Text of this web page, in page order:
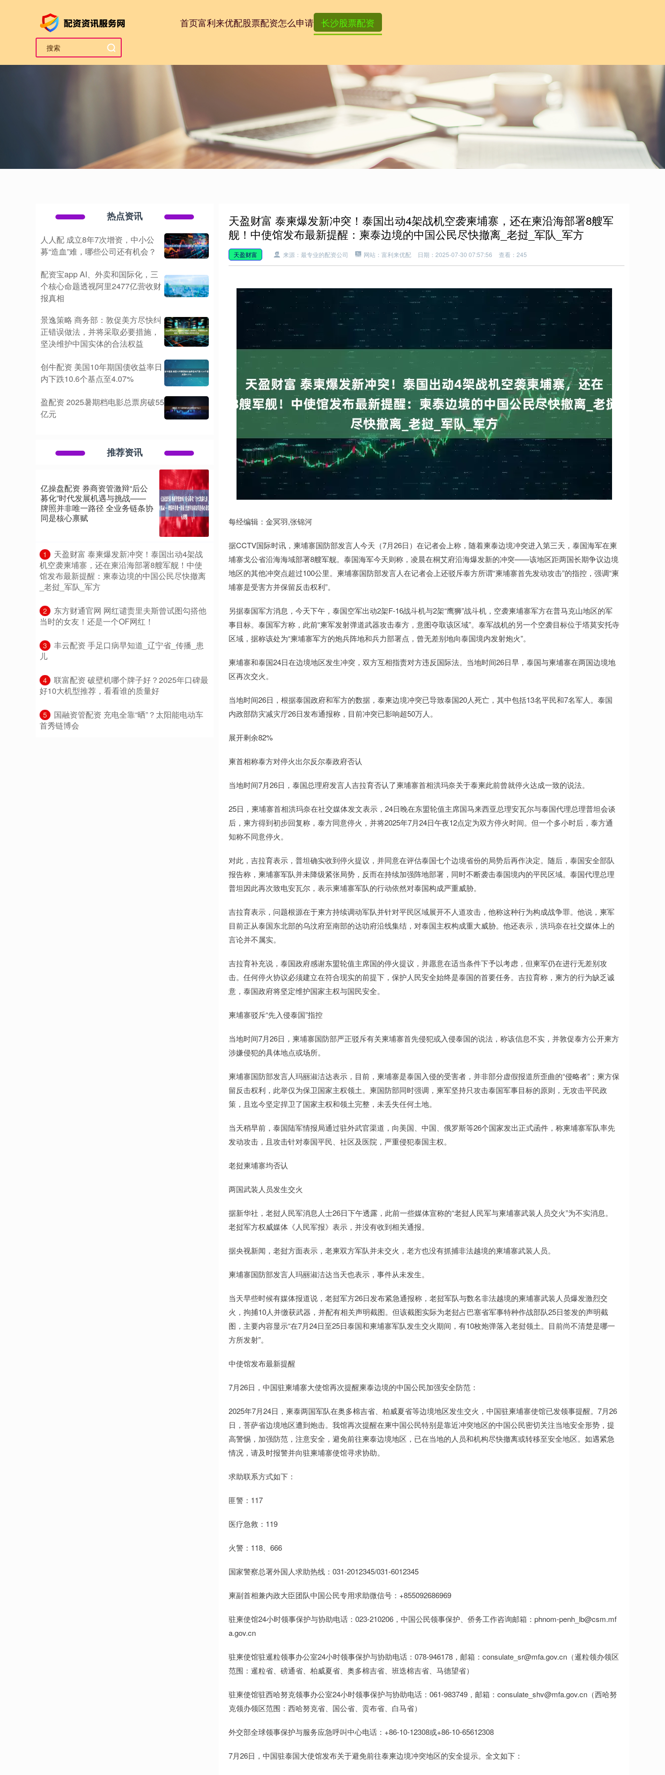
首页富利来优配股票配资怎么申请 长沙股票配资
天盈财富 泰柬爆发新冲突！泰国出动4架战机空袭柬埔寨，还在柬沿海部署8艘军
舰！中使馆发布最新提醒：柬泰边境的中国公民尽快撤离_老挝_军队_军方
天盈财富 来源：最专业的配资公司 网站：富利来优配 日期：2025-07-30 07:57:56 查看：245
每经编辑：金冥羽,张锦河
据CCTV国际时讯，柬埔寨国防部发言人今天（7月26日）在记者会上称，随着柬泰边境冲突进入第三天，泰国海军在柬
埔寨戈公省沿海海域部署8艘军舰。泰国海军今天则称，凌晨在桐艾府沿海爆发新的冲突——该地区距两国长期争议边境
地区的其他冲突点超过100公里。柬埔寨国防部发言人在记者会上还驳斥泰方所谓“柬埔寨首先发动攻击”的指控，强调“柬
埔寨是受害方并保留反击权利”。
另据泰国军方消息，今天下午，泰国空军出动2架F-16战斗机与2架“鹰狮”战斗机，空袭柬埔寨军方在普马克山地区的军
事目标。泰国军方称，此前“柬军发射弹道武器攻击泰方，意图夺取该区域”。泰军战机的另一个空袭目标位于塔莫安托寺
区域，据称该处为“柬埔寨军方的炮兵阵地和兵力部署点，曾无差别地向泰国境内发射炮火”。
柬埔寨和泰国24日在边境地区发生冲突，双方互相指责对方违反国际法。当地时间26日早，泰国与柬埔寨在两国边境地
区再次交火。
当地时间26日，根据泰国政府和军方的数据，泰柬边境冲突已导致泰国20人死亡，其中包括13名平民和7名军人。泰国
内政部防灾减灾厅26日发布通报称，目前冲突已影响超50万人。
展开剩余82%
柬首相称泰方对停火出尔反尔泰政府否认
当地时间7月26日，泰国总理府发言人吉拉育否认了柬埔寨首相洪玛奈关于泰柬此前曾就停火达成一致的说法。
25日，柬埔寨首相洪玛奈在社交媒体发文表示，24日晚在东盟轮值主席国马来西亚总理安瓦尔与泰国代理总理普坦会谈
后，柬方得到初步回复称，泰方同意停火，并将2025年7月24日午夜12点定为双方停火时间。但一个多小时后，泰方通
知称不同意停火。
对此，吉拉育表示，普坦确实收到停火提议，并同意在评估泰国七个边境省份的局势后再作决定。随后，泰国安全部队
报告称，柬埔寨军队并未降级紧张局势，反而在持续加强阵地部署，同时不断袭击泰国境内的平民区域。泰国代理总理
普坦因此再次致电安瓦尔，表示柬埔寨军队的行动依然对泰国构成严重威胁。
吉拉育表示，问题根源在于柬方持续调动军队并针对平民区域展开不人道攻击，他称这种行为构成战争罪。他说，柬军
目前正从泰国东北部的乌汶府至南部的达叻府沿线集结，对泰国主权构成重大威胁。他还表示，洪玛奈在社交媒体上的
言论并不属实。
吉拉育补充说，泰国政府感谢东盟轮值主席国的停火提议，并愿意在适当条件下予以考虑，但柬军仍在进行无差别攻
击。任何停火协议必须建立在符合现实的前提下，保护人民安全始终是泰国的首要任务。吉拉育称，柬方的行为缺乏诚
意，泰国政府将坚定维护国家主权与国民安全。
柬埔寨驳斥“先入侵泰国”指控
当地时间7月26日，柬埔寨国防部严正驳斥有关柬埔寨首先侵犯或入侵泰国的说法，称该信息不实，并敦促泰方公开柬方
涉嫌侵犯的具体地点或场所。
柬埔寨国防部发言人玛丽淑洁达表示，目前，柬埔寨是泰国入侵的受害者，并非部分虚假报道所歪曲的“侵略者”；柬方保
留反击权利，此举仅为保卫国家主权领土。柬国防部同时强调，柬军坚持只攻击泰国军事目标的原则，无攻击平民政
策，且迄今坚定捍卫了国家主权和领土完整，未丢失任何土地。
当天稍早前，泰国陆军情报局通过驻外武官渠道，向美国、中国、俄罗斯等26个国家发出正式函件，称柬埔寨军队率先
发动攻击，且攻击针对泰国平民、社区及医院，严重侵犯泰国主权。
老挝柬埔寨均否认
两国武装人员发生交火
据新华社，老挝人民军消息人士26日下午透露，此前一些媒体宣称的“老挝人民军与柬埔寨武装人员交火”为不实消息。
老挝军方权威媒体《人民军报》表示，并没有收到相关通报。
据央视新闻，老挝方面表示，老柬双方军队并未交火，老方也没有抓捕非法越境的柬埔寨武装人员。
柬埔寨国防部发言人玛丽淑洁达当天也表示，事件从未发生。
当天早些时候有媒体报道说，老挝军方26日发布紧急通报称，老挝军队与数名非法越境的柬埔寨武装人员爆发激烈交
火，拘捕10人并缴获武器，并配有相关声明截图。但该截图实际为老挝占巴塞省军事特种作战部队25日签发的声明截
图，主要内容显示“在7月24日至25日泰国和柬埔寨军队发生交火期间，有10枚炮弹落入老挝领土。目前尚不清楚是哪一
方所发射”。
中使馆发布最新提醒
7月26日，中国驻柬埔寨大使馆再次提醒柬泰边境的中国公民加强安全防范：
2025年7月24日，柬泰两国军队在奥多棉吉省、柏威夏省等边境地区发生交火，中国驻柬埔寨使馆已发领事提醒。7月26
日，菩萨省边境地区遭到炮击。我馆再次提醒在柬中国公民特别是靠近冲突地区的中国公民密切关注当地安全形势，提
高警惕，加强防范，注意安全，避免前往柬泰边境地区，已在当地的人员和机构尽快撤离或转移至安全地区。如遇紧急
情况，请及时报警并向驻柬埔寨使馆寻求协助。
求助联系方式如下：
匪警：117
医疗急救：119
火警：118、666
国家警察总署外国人求助热线：031-2012345/031-6012345
柬副首相兼内政大臣团队中国公民专用求助微信号：+855092686969
驻柬使馆24小时领事保护与协助电话：023-210206，中国公民领事保护、侨务工作咨询邮箱：phnom-penh_lb@csm.mf
a.gov.cn
驻柬使馆驻暹粒领事办公室24小时领事保护与协助电话：078-946178，邮箱：consulate_sr@mfa.gov.cn（暹粒领办领区
范围：暹粒省、磅通省、柏威夏省、奥多棉吉省、班迭棉吉省、马德望省）
驻柬使馆驻西哈努克领事办公室24小时领事保护与协助电话：061-983749，邮箱：consulate_shv@mfa.gov.cn（西哈努
克领办领区范围：西哈努克省、国公省、贡布省、白马省）
外交部全球领事保护与服务应急呼叫中心电话：+86-10-12308或+86-10-65612308
7月26日，中国驻泰国大使馆发布关于避免前往泰柬边境冲突地区的安全提示。全文如下：
热点资讯
人人配 成立8年7次增资，中小公
募“造血”难，哪些公司还有机会？
配资宝app AI、外卖和国际化，三
个核心命题透视阿里2477亿营收财
报真相
景逸策略 商务部：敦促美方尽快纠
正错误做法，并将采取必要措施，
坚决维护中国实体的合法权益
创牛配资 美国10年期国债收益率日
内下跌10.6个基点至4.07%
盈配资 2025暑期档电影总票房破55
亿元
推荐资讯
亿操盘配资 券商资管激辩“后公
募化”时代发展机遇与挑战——
牌照并非唯一路径 全业务链条协
同是核心禀赋
1
​天盈财富 泰柬爆发新冲突！泰国出动4架战
机空袭柬埔寨，还在柬沿海部署8艘军舰！中使
馆发布最新提醒：柬泰边境的中国公民尽快撤离
_老挝_军队_军方
2
​东方财通官网 网红谴责里夫斯曾试图勾搭他
当时的女友！还是一个OF网红！
3
​丰云配资 手足口病早知道_辽宁省_传播_患
儿
4
​联富配资 破壁机哪个牌子好？2025年口碑最
好10大机型推荐，看看谁的质量好
5
​国融资管配资 充电全靠“晒”？太阳能电动车
首秀链博会